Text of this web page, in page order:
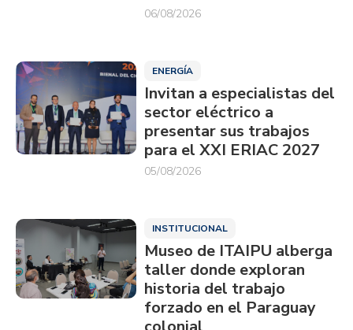
06/08/2026
ENERGÍA
Invitan a especialistas del
sector eléctrico a
presentar sus trabajos
para el XXI ERIAC 2027
05/08/2026
INSTITUCIONAL
Museo de ITAIPU alberga
taller donde exploran
historia del trabajo
forzado en el Paraguay